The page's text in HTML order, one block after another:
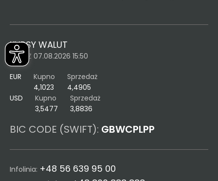
KURSY WALUT
KURS Z 07.08.2026 15:50
EUR
Kupno
4,1023
Sprzedaż
4,4905
USD
Kupno
3,5477
Sprzedaż
3,8836
BIC CODE (SWIFT): GBWCPLPP
Infolinia: +48 56 639 95 00